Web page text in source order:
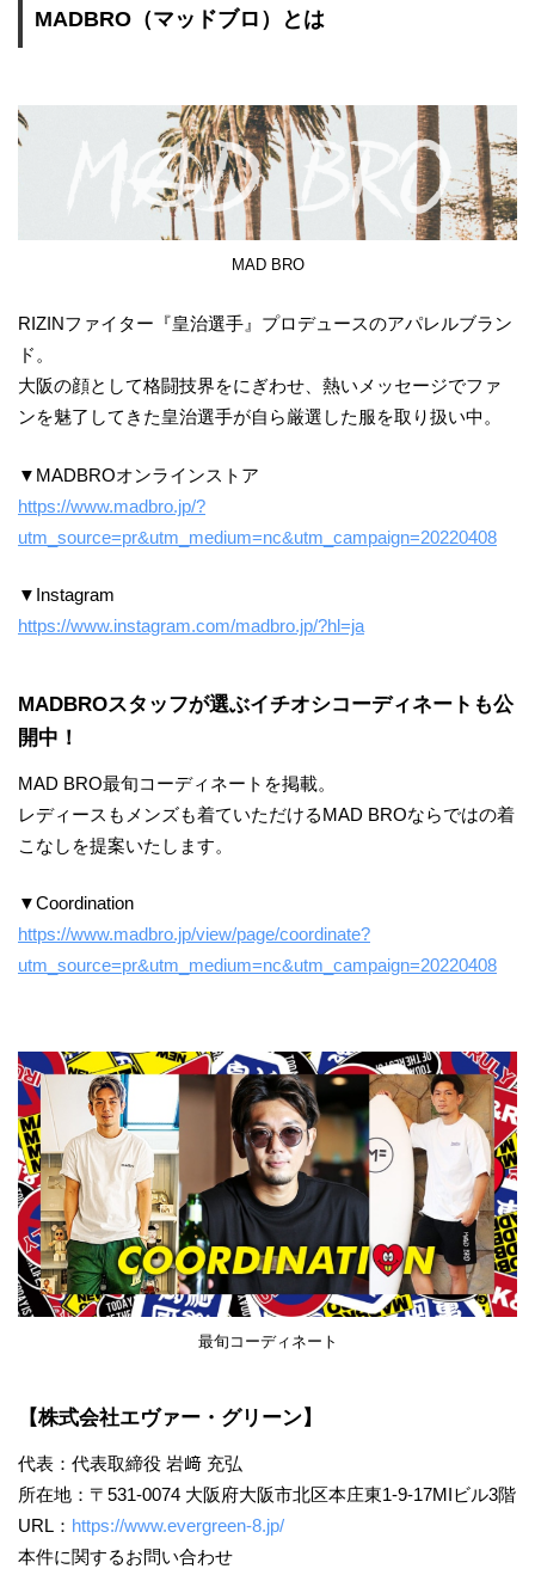
MADBRO（マッドブロ）とは
MAD BRO
RIZINファイター『皇治選手』プロデュースのアパレルブラン
ド。
大阪の顔として格闘技界をにぎわせ、熱いメッセージでファ
ンを魅了してきた皇治選手が自ら厳選した服を取り扱い中。
▼MADBROオンラインストア
https://www.madbro.jp/?
utm_source=pr&utm_medium=nc&utm_campaign=20220408
▼Instagram
https://www.instagram.com/madbro.jp/?hl=ja
MADBROスタッフが選ぶイチオシコーディネートも公
開中！
MAD BRO最旬コーディネートを掲載。
レディースもメンズも着ていただけるMAD BROならではの着
こなしを提案いたします。
▼Coordination
https://www.madbro.jp/view/page/coordinate?
utm_source=pr&utm_medium=nc&utm_campaign=20220408
最旬コーディネート
【株式会社エヴァー・グリーン】
代表：代表取締役 岩﨑 充弘
所在地：〒531-0074 大阪府大阪市北区本庄東1-9-17MIビル3階
URL： https://www.evergreen-8.jp/
本件に関するお問い合わせ